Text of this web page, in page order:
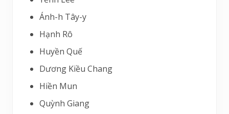
Ánh-h Tây-y
Hạnh Rô
Huyền Quế
Dương Kiều Chang
Hiền Mun
Quỳnh Giang